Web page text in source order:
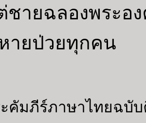
ชายฉลองพระอ
ายป่วยทุกคน
คัมภีร์ภาษาไทยฉบับ